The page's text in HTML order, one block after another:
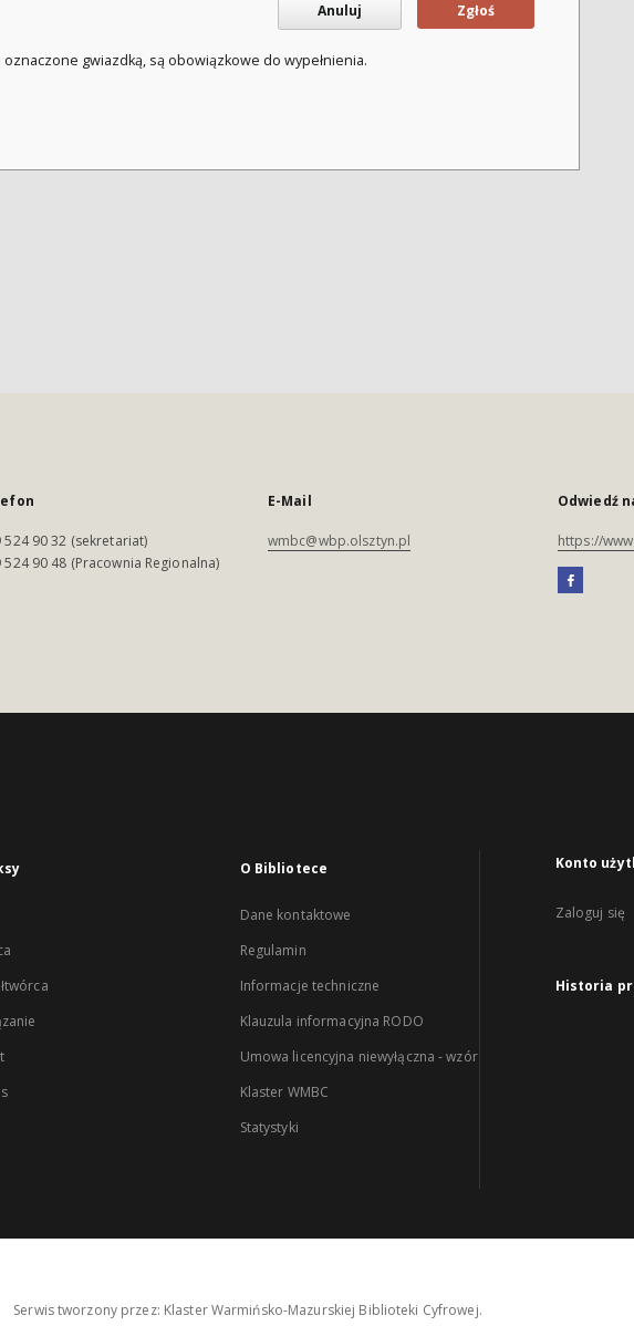
Anuluj Zgłoś
oznaczone gwiazdką, są obowiązkowe do wypełnienia.
524 90 32 (sekretariat)
524 90 48 (Pracownia Regionalna)
E-Mail
wmbc@wbp.olsztyn.pl
Odwiedź
https://
O Bibliotece
Dane kontaktowe
Regulamin
Informacje techniczne
Klauzula informacyjna RODO
Umowa licencyjna niewyłączna - wzór
Klaster WMBC
Statystyki
Konto
Zaloguj się
Historia
Serwis tworzony przez: Klaster Warmińsko-Mazurskiej Biblioteki Cyfrowej.